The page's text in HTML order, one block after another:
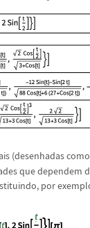
(desenhadas
que dependem
por